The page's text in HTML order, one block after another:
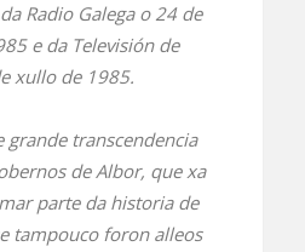
Radio Galega o 24 de
e da Televisión de
xullo de 1985.
grande transcendencia
de Albor, que xa
parte da historia de
tampouco foron alleos